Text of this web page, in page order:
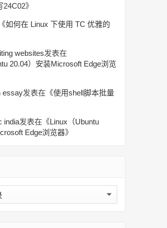
24C02》
如何在 Linux 下使用 TC 优雅的
websites发表在
20.04）安装Microsoft Edge浏览
essay发表在《使用shell脚本批量
india发表在《Linux（Ubuntu
Edge浏览器》